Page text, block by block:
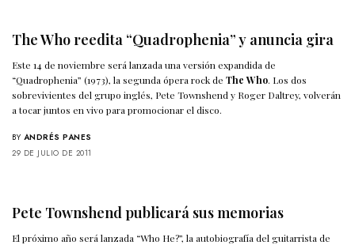
The Who reedita “Quadrophenia” y anuncia gira
Este 14 de noviembre será lanzada una versión expandida de
“Quadrophenia” (1973), la segunda ópera rock deThe Who. Los dos
sobrevivientes del grupo inglés, Pete Townshend y Roger Daltrey, volverán
a tocar juntos en vivo para promocionar el disco.
BY ANDRÉS PANES
29 DE JULIO DE 2011
Pete Townshend publicará sus memorias
El próximo año será lanzada “Who He?”, la autobiografía del guitarrista de